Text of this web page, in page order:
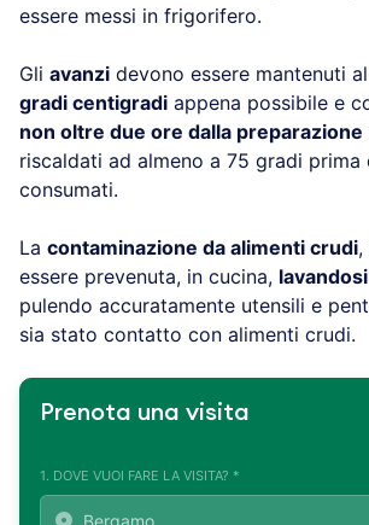
essere messi in frigorifero.
Gli avanzi devono essere mantenuti
gradi centigradi appena possibile e
non oltre due ore dalla preparazione
riscaldati ad almeno a 75 gradi prima
consumati.
La contaminazione da alimenti crudi,
essere prevenuta, in cucina,
pulendo accuratamente utensili e
sia stato contatto con alimenti crudi.
Prenota una visita
1. DOVE VUOI FARE LA VISITA? *